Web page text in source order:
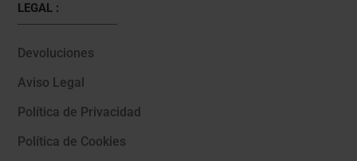
LEGAL :
Devoluciones
Aviso Legal
Política de Privacidad
Política de Cookies